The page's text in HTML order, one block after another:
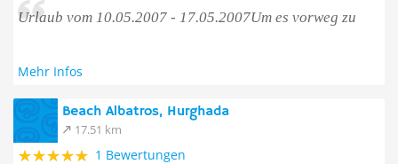
Urlaub vom 10.05.2007 - 17.05.2007Um es vorweg zu
Mehr Infos
Beach Albatros, Hurghada
17.51 km
1 Bewertungen